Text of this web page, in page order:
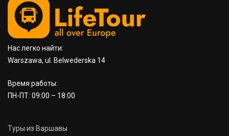
Нас легко найти:
Warszawa, ul. Belwederska 14
Время работы:
ПН-ПТ: 09:00 – 18:00
Туры из Варшавы